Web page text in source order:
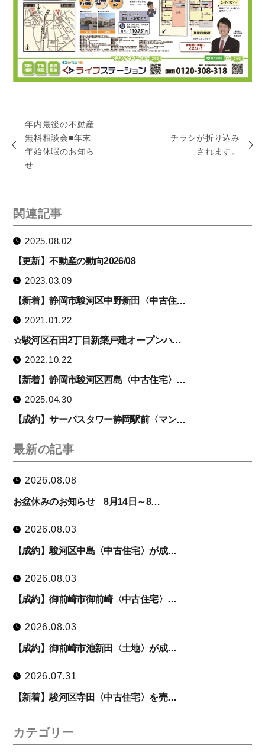
年内最後の不動産
無料相談会■年末
年始休暇のお知ら
せ
チラシが折り込み
されます。
関連記事
2025.08.02
【更新】不動産の動向2026/08
2023.03.09
【新着】静岡市駿河区中野新田〈中古住…
2021.01.22
☆駿河区石田2丁目新築戸建オープンハ…
2022.10.22
【新着】静岡市駿河区西島〈中古住宅〉…
2025.04.30
【成約】サーパスタワー静岡駅前〈マン…
最新の記事
2026.08.08
お盆休みのお知らせ 8月14日～8…
2026.08.03
【成約】駿河区中島〈中古住宅〉が成…
2026.08.03
【成約】御前崎市御前崎〈中古住宅〉…
2026.08.03
【成約】御前崎市池新田〈土地〉が成…
2026.07.31
【新着】駿河区寺田〈中古住宅〉を売…
カテゴリー